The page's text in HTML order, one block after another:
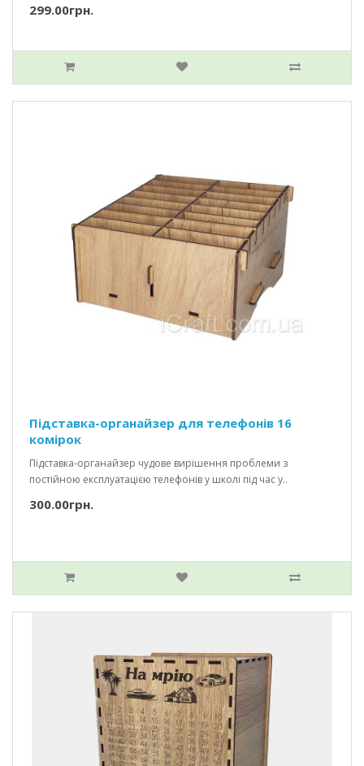
299.00грн.
Підставка-органайзер для телефонів 16
комірок
Підставка-органайзер чудове вирішення проблеми з
постійною експлуатацією телефонів у школі під час у..
300.00грн.